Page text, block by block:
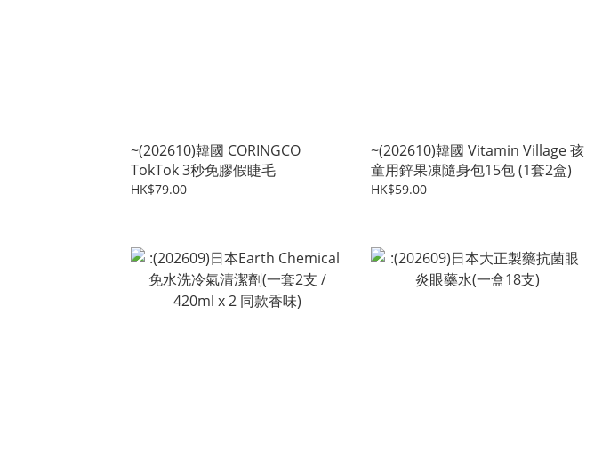
~(202610)韓國 CORINGCO
TokTok 3秒免膠假睫毛
HK$79.00
~(202610)韓國 Vitamin Village 孩
童用鋅果凍隨身包15包 (1套2盒)
HK$59.00